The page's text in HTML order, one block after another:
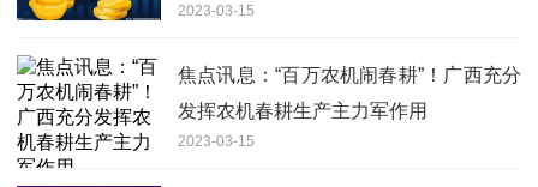
2023-03-15
焦点讯息：“百万农机闹春耕”！广西充分
发挥农机春耕生产主力军作用
2023-03-15